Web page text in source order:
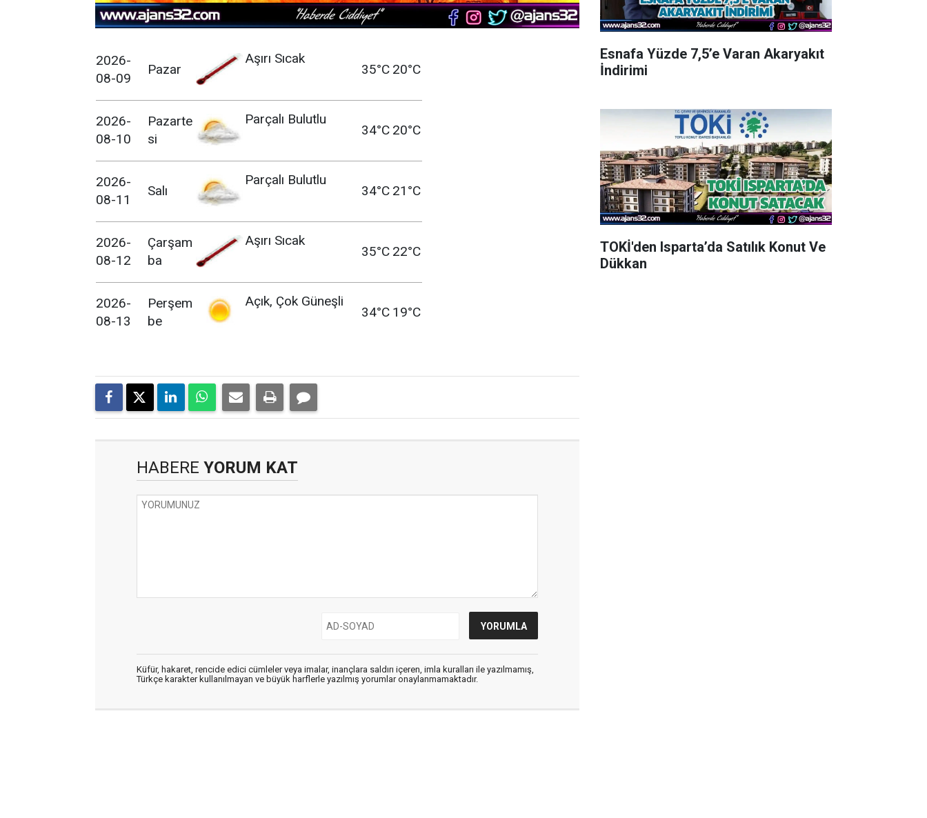
2026-
08-09
Pazar
Aşırı Sıcak
35°C 20°C
2026-
08-10
Pazarte
si
Parçalı Bulutlu
34°C 20°C
2026-
08-11
Salı
Parçalı Bulutlu
34°C 21°C
2026-
08-12
Çarşam
ba
Aşırı Sıcak
35°C 22°C
2026-
08-13
Perşem
be
Açık, Çok Güneşli
34°C 19°C
HABERE YORUM KAT
Küfür, hakaret, rencide edici cümleler veya imalar, inançlara saldırı içeren, imla kuralları ile yazılmamış,
Türkçe karakter kullanılmayan ve büyük harflerle yazılmış yorumlar onaylanmamaktadır.
Esnafa Yüzde 7,5’e Varan Akaryakıt
İndirimi
TOKİ'den Isparta’da Satılık Konut Ve
Dükkan